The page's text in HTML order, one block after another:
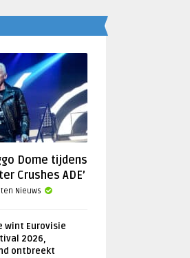
Dome tijdens
Crushes ADE’
Nieuws
wint Eurovisie
2026,
ontbreekt